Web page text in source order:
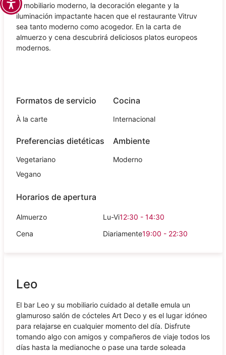
El mobiliario moderno, la decoración elegante y la
iluminación impactante hacen que el restaurante Vitruv
sea tanto moderno como acogedor. En la carta de
almuerzo y cena descubrirá deliciosos platos europeos
modernos.
Formatos de servicio
À la carte
Cocina
Internacional
Preferencias dietéticas
Vegetariano
Vegano
Ambiente
Moderno
Horarios de apertura
Almuerzo Lu-Vi12:30 - 14:30
Cena
Diariamente19:00 - 22:30
Leo
El bar Leo y su mobiliario cuidado al detalle emula un
glamuroso salón de cócteles Art Deco y es el lugar idóneo
para relajarse en cualquier momento del día. Disfrute
tomando algo con amigos y compañeros de viaje todos los
días hasta la medianoche o pase una tarde soleada